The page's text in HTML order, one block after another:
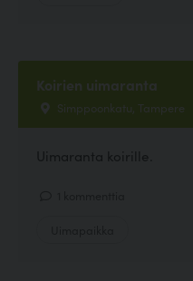
Koirien uimaranta
Simppoonkatu, Tampere
Uimaranta koirille.